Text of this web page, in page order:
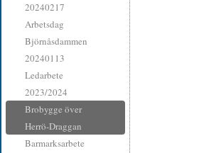
20240217
Arbetsdag
Björnåsdammen
20240113
Ledarbete
2023/2024
Brobygge över
Herrö-Draggan
Barmarksarbete